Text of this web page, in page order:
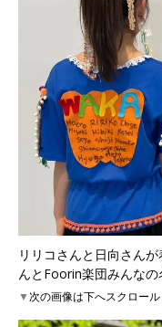
リリコさんと日向さん
んとFoorin楽団みんなの
▼次の画像は下へスクロー